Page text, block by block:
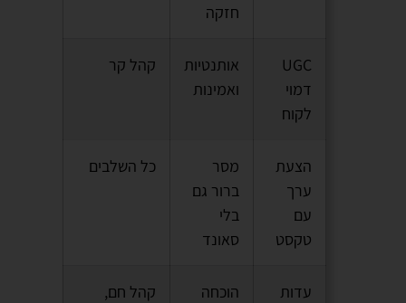
חזקה
UGC
דמוי
לקוח
אותנטיות
ואמינות
קהל קר
הצעת
ערך
עם
טקסט
מסר
ברור גם
בלי
סאונד
כל השלבים
עדות
הוכחה
קהל חם,